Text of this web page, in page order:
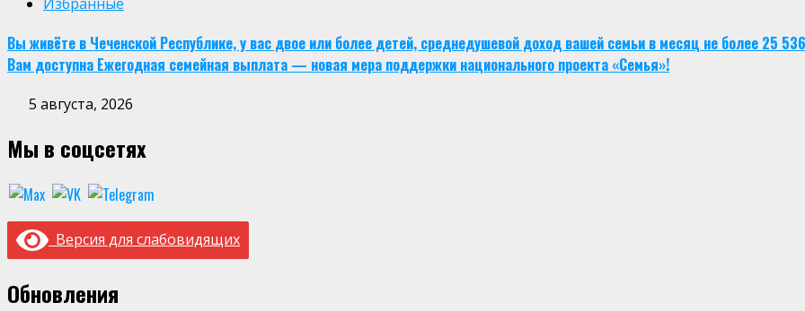
Вы живёте в Чеченской Республике, у вас двое или более детей, среднедушевой доход вашей семьи в месяц не более 25
Вам доступна Ежегодная семейная выплата — новая мера поддержки национального проекта «Семья»!
5 августа, 2026
Мы в соцсетях
Версия для слабовидящих
Обновления